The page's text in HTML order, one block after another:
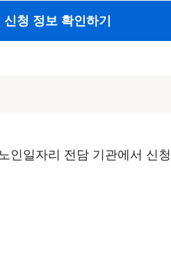
청 정보 확인하기
인일자리 전담 기관에서 신